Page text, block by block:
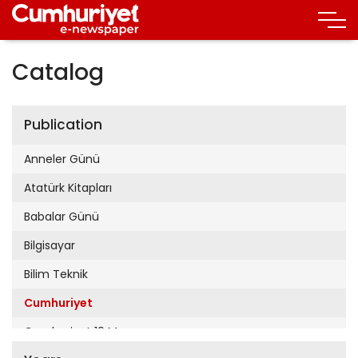
Catalog
Publication
Anneler Günü
Atatürk Kitapları
Babalar Günü
Bilgisayar
Bilim Teknik
Cumhuriyet
Cumhuriyet 19 Mayıs